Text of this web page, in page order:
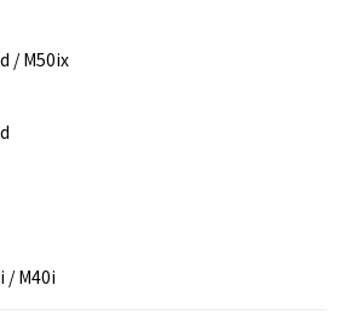
/ M50ix
/ M40i